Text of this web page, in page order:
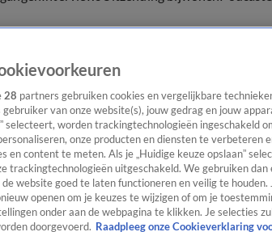
SP en CU
28 partners gebruiken cookies en vergelijkbare
gebruiker van onze website(s), jouw gedrag en jouw
selecteert, worden trackingtechnologieën ingeschakeld
onze producten en diensten te verbeteren
en content te meten. Als je „Huidige keuze opslaan”
trackingtechnologieën uitgeschakeld. We gebruiken
de website goed te laten functioneren en veilig te
openen om je keuzes te wijzigen of om je
onder aan de webpagina te klikken. Je selecties
doorgevoerd. Raadpleeg onze Cookieverklaring